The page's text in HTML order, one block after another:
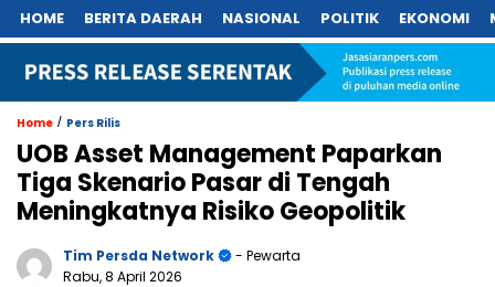
HOME BERITA DAERAH NASIONAL POLITIK EKONOMI
Home / Pers Rilis
UOB Asset Management Paparkan
Tiga Skenario Pasar di Tengah
Meningkatnya Risiko Geopolitik
Tim Persda Network
- Pewarta
Rabu, 8 April 2026